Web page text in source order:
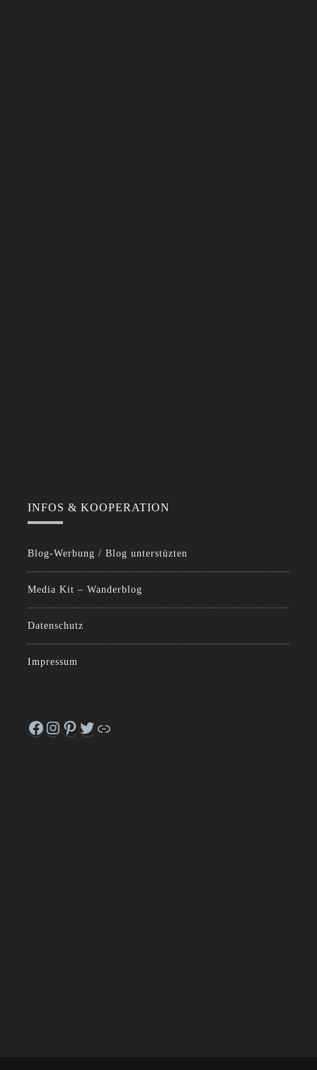
INFOS & KOOPERATION
Blog-Werbung / Blog unterstüzten
Media Kit – Wanderblog
Datenschutz
Impressum
Facebook
Instagram
Pinterest
Twitter
Link